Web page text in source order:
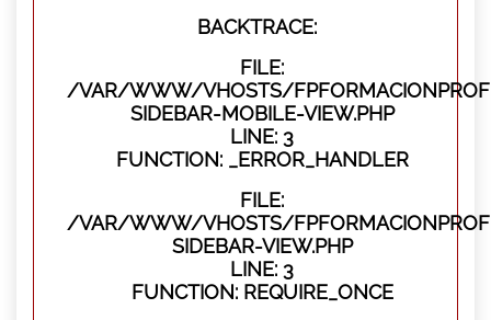
BACKTRACE:
FILE:
/VAR/WWW/VHOSTS/
SIDEBAR-MOBILE-VIEW.PHP
LINE: 3
FUNCTION: _ERROR_HANDLER
FILE:
/VAR/WWW/VHOSTS/
SIDEBAR-VIEW.PHP
LINE: 3
FUNCTION: REQUIRE_ONCE